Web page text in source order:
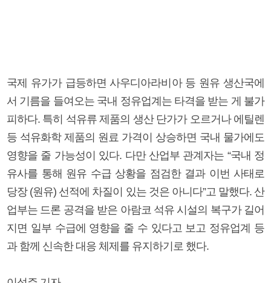
국제 유가가 급등하면 사우디아라비아 등 원유 생산국에
서 기름을 들여오는 국내 정유업계는 타격을 받는 게 불가
피하다. 특히 석유류 제품의 생산 단가가 오르거나 에틸렌
등 석유화학 제품의 원료 가격이 상승하면 국내 물가에도
영향을 줄 가능성이 있다. 다만 산업부 관계자는 “국내 정
유사를 통해 원유 수급 상황을 점검한 결과 이번 사태로
당장 (원유) 선적에 차질이 있는 것은 아니다”고 말했다. 산
업부는 드론 공격을 받은 아람코 석유 시설의 복구가 길어
지면 일부 수급에 영향을 줄 수 있다고 보고 정유업계 등
과 함께 신속한 대응 체제를 유지하기로 했다.